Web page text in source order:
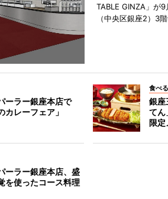
TABLE GINZA」が
（中央区銀座2）3
ーラー銀座本店で
カレーフェア」
食べる
銀座
て
限定
ーラー銀座本店、盛
を使ったコース料理